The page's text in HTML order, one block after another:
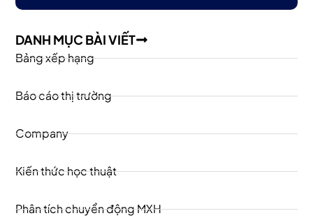
DANH MỤC BÀI VIẾT
Bảng xếp hạng
Báo cáo thị trường
Company
Kiến thức học thuật
Phân tích chuyển động MXH